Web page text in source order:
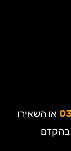
או השאירו
בהקדם